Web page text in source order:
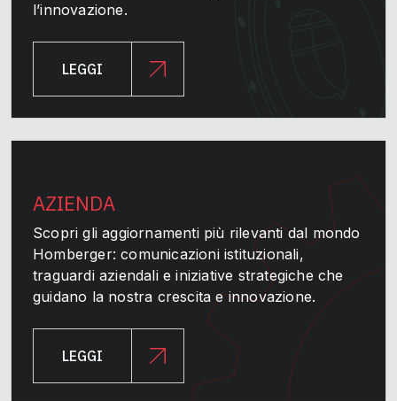
l’innovazione.
LEGGI
AZIENDA
Scopri gli aggiornamenti più rilevanti dal mondo
Homberger: comunicazioni istituzionali,
traguardi aziendali e iniziative strategiche che
guidano la nostra crescita e innovazione.
LEGGI